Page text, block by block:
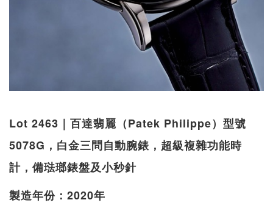
Lot 2463｜百達翡麗（Patek Philippe）型號
5078G，白金三問自動腕錶，超級複雜功能時
計，備琺瑯錶盤及小秒針
製造年份：2020年